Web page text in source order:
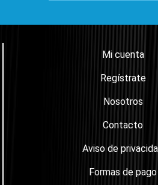
Mi cuenta
Regístrate
Nosotros
Contacto
Aviso de
Formas de pago